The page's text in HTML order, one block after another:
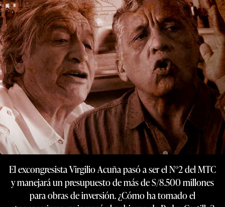
El excongresista Virgilio Acuña pasó a ser el N°2 del MTC
y manejará un presupuesto de más de S/8.500 millones
para obras de inversión. ¿Cómo ha tomado el